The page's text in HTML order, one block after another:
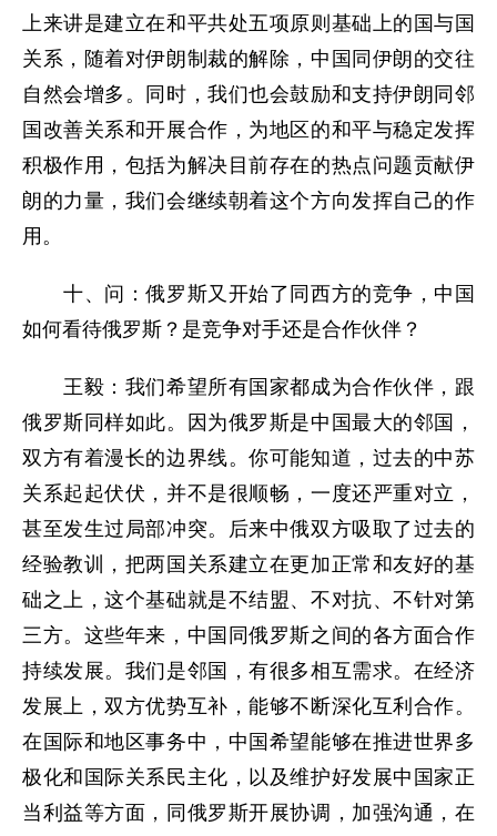
上来讲是建立在和平共处五项原则基础上的国与国
关系，随着对伊朗制裁的解除，中国同伊朗的交往
自然会增多。同时，我们也会鼓励和支持伊朗同邻
国改善关系和开展合作，为地区的和平与稳定发挥
积极作用，包括为解决目前存在的热点问题贡献伊
朗的力量，我们会继续朝着这个方向发挥自己的作
用。
十、问：俄罗斯又开始了同西方的竞争，中国
如何看待俄罗斯？是竞争对手还是合作伙伴？
王毅：我们希望所有国家都成为合作伙伴，跟
俄罗斯同样如此。因为俄罗斯是中国最大的邻国，
双方有着漫长的边界线。你可能知道，过去的中苏
关系起起伏伏，并不是很顺畅，一度还严重对立，
甚至发生过局部冲突。后来中俄双方吸取了过去的
经验教训，把两国关系建立在更加正常和友好的基
础之上，这个基础就是不结盟、不对抗、不针对第
三方。这些年来，中国同俄罗斯之间的各方面合作
持续发展。我们是邻国，有很多相互需求。在经济
发展上，双方优势互补，能够不断深化互利合作。
在国际和地区事务中，中国希望能够在推进世界多
极化和国际关系民主化，以及维护好发展中国家正
当利益等方面，同俄罗斯开展协调，加强沟通，在